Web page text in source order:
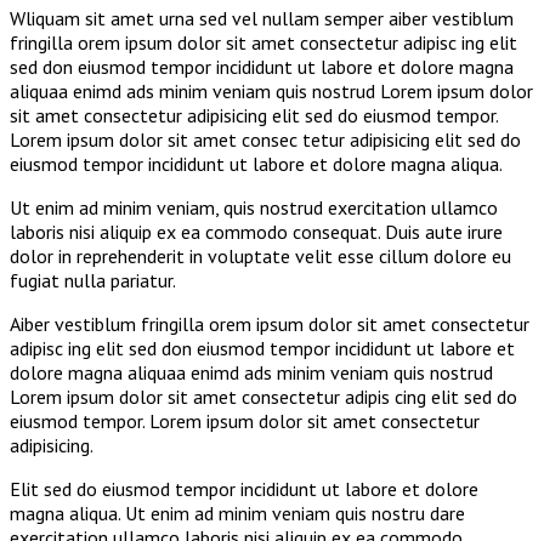
Wliquam sit amet urna sed vel nullam semper aiber vestiblum
fringilla orem ipsum dolor sit amet consectetur adipisc ing elit
sed don eiusmod tempor incididunt ut labore et dolore magna
aliquaa enimd ads minim veniam quis nostrud Lorem ipsum dolor
sit amet consectetur adipisicing elit sed do eiusmod tempor.
Lorem ipsum dolor sit amet consec tetur adipisicing elit sed do
eiusmod tempor incididunt ut labore et dolore magna aliqua.
Ut enim ad minim veniam, quis nostrud exercitation ullamco
laboris nisi aliquip ex ea commodo consequat. Duis aute irure
dolor in reprehenderit in voluptate velit esse cillum dolore eu
fugiat nulla pariatur.
Aiber vestiblum fringilla orem ipsum dolor sit amet consectetur
adipisc ing elit sed don eiusmod tempor incididunt ut labore et
dolore magna aliquaa enimd ads minim veniam quis nostrud
Lorem ipsum dolor sit amet consectetur adipis cing elit sed do
eiusmod tempor. Lorem ipsum dolor sit amet consectetur
adipisicing.
Elit sed do eiusmod tempor incididunt ut labore et dolore
magna aliqua. Ut enim ad minim veniam quis nostru dare